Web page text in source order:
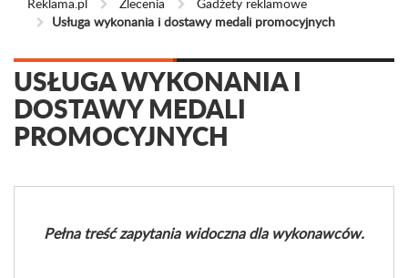
Usługa wykonania i dostawy medali promocyjnych
USŁUGA WYKONANIA I
DOSTAWY MEDALI
PROMOCYJNYCH
Pełna treść zapytania widoczna dla wykonawców.